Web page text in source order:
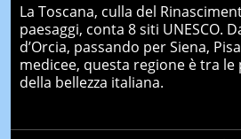
La Toscana, culla del
paesaggi, conta 8 siti UNESCO.
d’Orcia, passando per Siena,
medicee, questa regione è tra
della bellezza italiana.